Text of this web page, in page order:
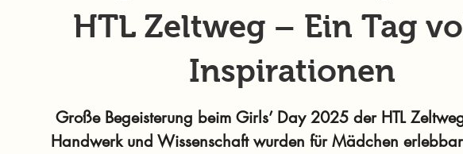
HTL Zeltweg – Ein Tag
Inspirationen
Große Begeisterung beim Girls’ Day 2025 der HTL
Handwerk und Wissenschaft wurden für Mädchen